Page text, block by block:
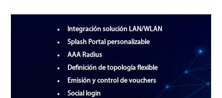
Integración solución LAN/WLAN
Splash Portal personalizable
AAA Radius
Definición de topología flexible
Emisión y control de vouchers
Social login